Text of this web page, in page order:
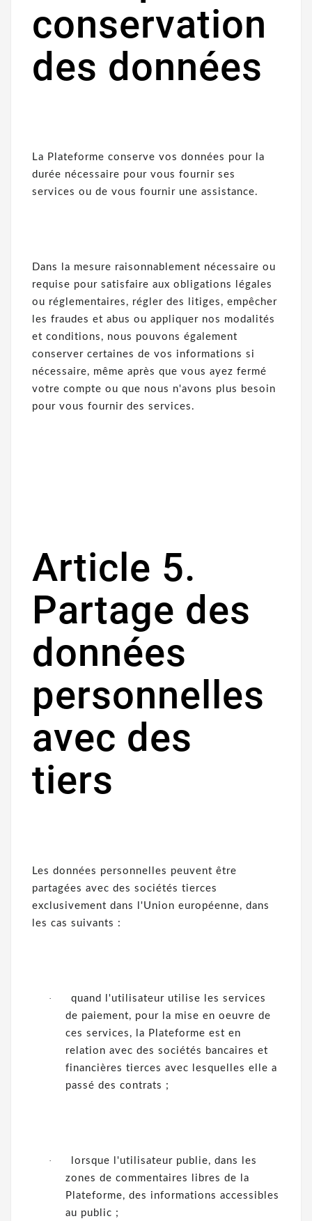
conservation
des données
La Plateforme conserve vos données pour la
durée nécessaire pour vous fournir ses
services ou de vous fournir une assistance.
Dans la mesure raisonnablement nécessaire ou
requise pour satisfaire aux obligations légales
ou réglementaires, régler des litiges, empêcher
les fraudes et abus ou appliquer nos modalités
et conditions, nous pouvons également
conserver certaines de vos informations si
nécessaire, même après que vous ayez fermé
votre compte ou que nous n'avons plus besoin
pour vous fournir des services.
Article 5.
Partage des
données
personnelles
avec des
tiers
Les données personnelles peuvent être
partagées avec des sociétés tierces
exclusivement dans l'Union européenne, dans
les cas suivants :
·
quand l'utilisateur utilise les services
de paiement, pour la mise en oeuvre de
ces services, la Plateforme est en
relation avec des sociétés bancaires et
financières tierces avec lesquelles elle a
passé des contrats ;
·
lorsque l'utilisateur publie, dans les
zones de commentaires libres de la
Plateforme, des informations accessibles
au public ;